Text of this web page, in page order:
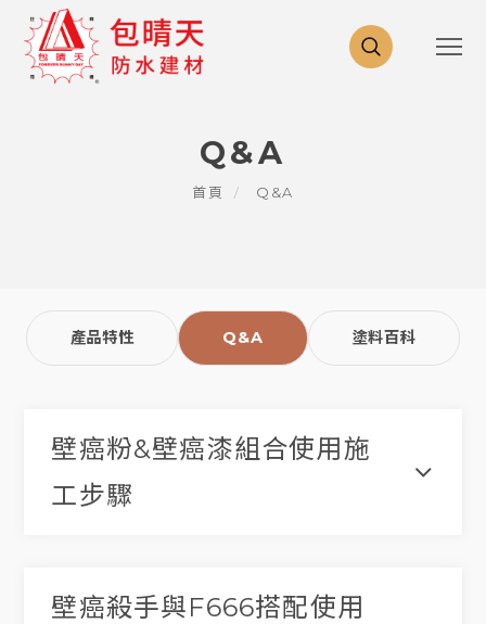
Q&A
首頁 Q&A
產品特性 Q&A 塗料百科
壁癌粉&壁癌漆組合使用施
工步驟
壁癌殺手與F666搭配使用